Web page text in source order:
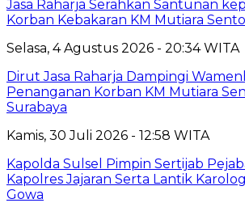
Jasa Raharja Serahkan Santunan
Korban Kebakaran KM Mutiara
Selasa, 4 Agustus 2026 - 20:34 WITA
Dirut Jasa Raharja Dampingi
Penanganan Korban KM Mutiara
Surabaya
Kamis, 30 Juli 2026 - 12:58 WITA
Kapolda Sulsel Pimpin Sertijab
Kapolres Jajaran Serta Lantik
Gowa